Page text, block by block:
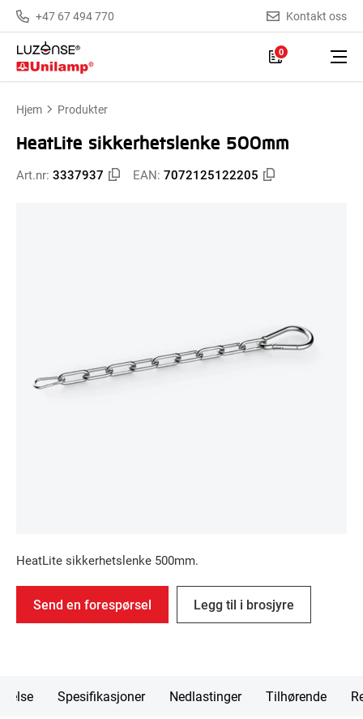
+47 67 494 770 Kontakt oss
0
Hjem Produkter
HeatLite sikkerhetslenke 500mm
Art.nr: 3337937 EAN: 7072125122205
HeatLite sikkerhetslenke 500mm.
Send en forespørsel Legg til i brosjyre
Spesifikasjoner Nedlastinger Tilhørende